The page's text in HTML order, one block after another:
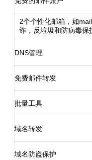
2个个性化邮箱，如
诈，反垃圾和防病毒保
DNS管理
免费邮件转发
批量工具
域名转发
域名防盗保护